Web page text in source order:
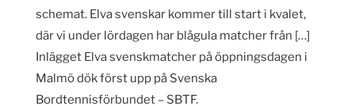
schemat. Elva svenskar kommer till start i kvalet,
där vi under lördagen har blågula matcher från […]
Inlägget Elva svenskmatcher på öppningsdagen i
Malmö dök först upp på Svenska
Bordtennisförbundet – SBTF.